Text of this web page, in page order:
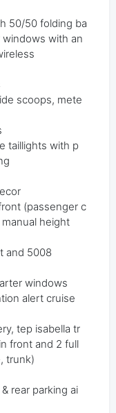
50/50 folding ba
with an
scoops, mete
taillights with p
(passenger c
height
and 5008
windows
alert cruise
tep isabella tr
front and 2 full
trunk)
rear parking ai